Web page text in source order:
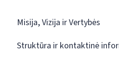
Misija, Vizija ir Vertybės
Struktūra ir kontaktinė